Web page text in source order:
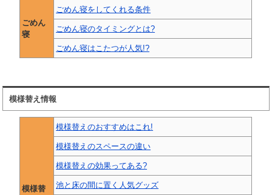
ごめん
寝
ごめん寝をしてくれる条件
ごめん寝のタイミングとは?
ごめん寝はこたつが人気!?
模様替え情報
模様替
模様替えのおすすめはこれ!
模様替えのスペースの違い
模様替えの効果ってある?
池と床の間に置く人気グッズ